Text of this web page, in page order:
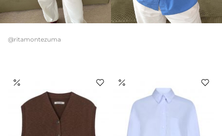
@ritamontezuma